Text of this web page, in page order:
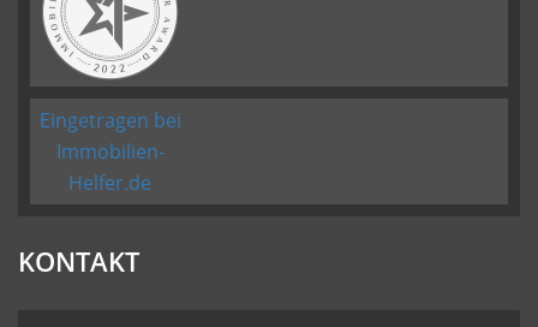
Eingetragen bei
Immobilien-
Helfer.de
KONTAKT